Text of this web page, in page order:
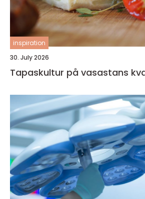
inspiration
30. July 2026
Tapaskultur på vasastans